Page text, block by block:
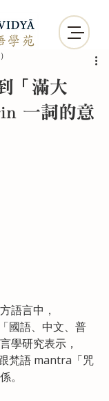
「滿大
一詞的意
語言中，
國語、中文、普
學研究表示，
梵語 mantra「咒
。